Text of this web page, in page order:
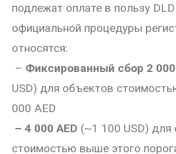
подлежат оплате в пользу
официальной процедуры
относятся:
– Фиксированный сбор 2 000
USD) для объектов
000 AED
– 4 000 AED (~1 100 USD) для
стоимостью выше этого